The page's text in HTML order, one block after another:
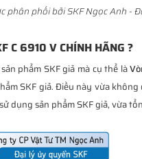
phân phối bởi SKF Ngọc Anh -
C 6910 V CHÍNH HÃNG ?
phẩm SKF giả mà cụ thể là
SKF giả. Điều này vừa
dụng sản phẩm SKF giả, vừa